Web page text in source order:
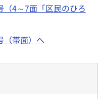
4～7面「区民のひろ
（帯面）へ